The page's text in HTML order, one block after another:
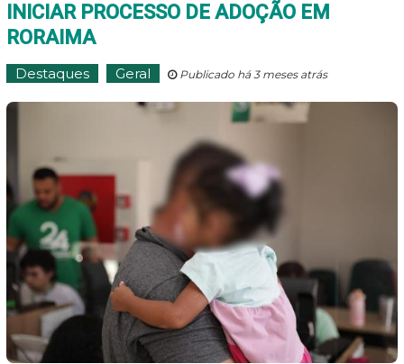
INICIAR PROCESSO DE ADOÇÃO EM
RORAIMA
Destaques Geral Publicado há 3 meses atrás